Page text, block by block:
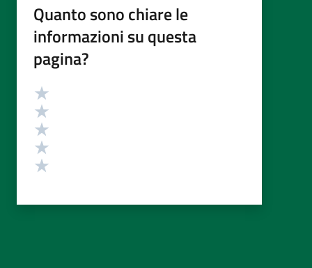
Quanto sono chiare le
informazioni su questa
pagina?
Valutazione